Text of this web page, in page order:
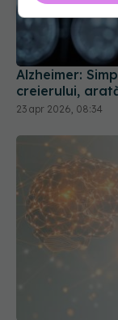
Alzheimer:
creierului,
23 apr 2026, 08:34